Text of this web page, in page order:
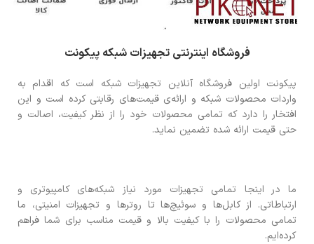
فروشگاه اینترنتی تجهیزات شبکه پیکونت
پیکونت اولین فروشگاه آنلاین تجهیزات شبکه است که اقدام به
واردات محصولات شبکه و ارائه‌ی قیمت‌های رقابتی کرده است و این
افتخار را دارد که تمامی محصولات خود را از نظر کیفیت، اصالت و
حتی قیمت ارائه شده تضمین نماید.
ما در اینجا تمامی تجهیزات مورد نیاز شبکه‌های کامپیوتری و
ارتباطاتی. از کابل‌ها و سوئیچ‌ها تا روترها و تجهیزات امنیتی، ما
تمامی محصولات را با کیفیت بالا و قیمت مناسب برای شما فراهم
کرده‌ایم.